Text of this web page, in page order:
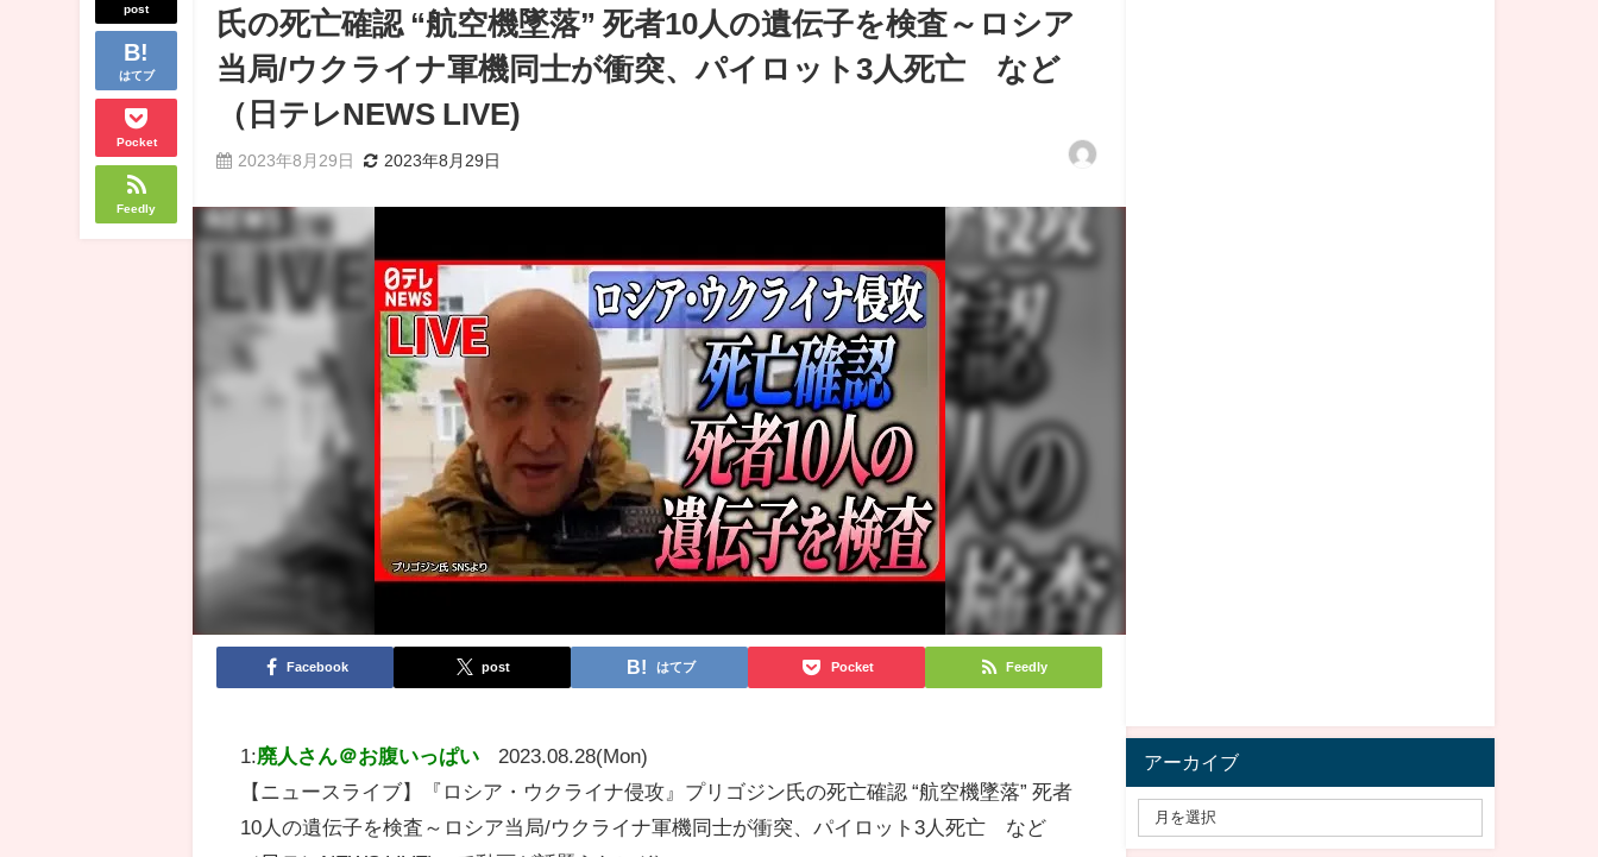
post
はてブ
Pocket
Feedly
氏の死亡確認 “航空機墜落” 死者10人の遺伝子を検査～ロシア
当局/ウクライナ軍機同士が衝突、パイロット3人死亡 など
（日テレNEWS LIVE)
2023年8月29日 2023年8月29日
Facebook post はてブ Pocket Feedly
1:廃人さん＠お腹いっぱい
2023.08.28(Mon)
【ニュースライブ】『ロシア・ウクライナ侵攻』プリゴジン氏の死亡確認 “航空機墜落” 死者
10人の遺伝子を検査～ロシア当局/ウクライナ軍機同士が衝突、パイロット3人死亡 など
アーカイブ